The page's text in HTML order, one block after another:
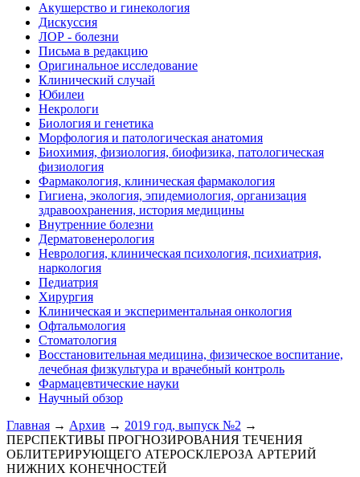
Акушерство и гинекология
Дискуссия
ЛОР - болезни
Письма в редакцию
Оригинальное исследование
Клинический случай
Юбилеи
Некрологи
Биология и генетика
Морфология и патологическая анатомия
Биохимия, физиология, биофизика, патологическая
физиология
Фармакология, клиническая фармакология
Гигиена, экология, эпидемиология, организация
здравоохранения, история медицины
Внутренние болезни
Дерматовенерология
Неврология, клиническая психология, психиатрия,
наркология
Педиатрия
Хирургия
Клиническая и экспериментальная онкология
Офтальмология
Стоматология
Восстановительная медицина, физическое воспитание,
лечебная физкультура и врачебный контроль
Фармацевтические науки
Научный обзор
Главная → Архив → 2019 год, выпуск №2 →
ПЕРСПЕКТИВЫ ПРОГНОЗИРОВАНИЯ ТЕЧЕНИЯ
ОБЛИТЕРИРУЮЩЕГО АТЕРОСКЛЕРОЗА АРТЕРИЙ
НИЖНИХ КОНЕЧНОСТЕЙ